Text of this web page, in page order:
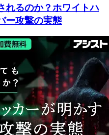
れるのか？ホワイトハ
ー攻撃の実態